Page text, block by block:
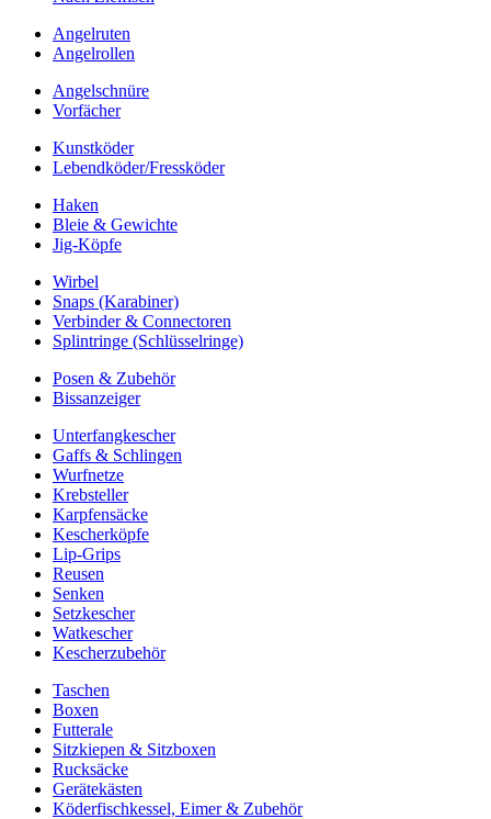
Angelruten
Angelrollen
Angelschnüre
Vorfächer
Kunstköder
Lebendköder/Fressköder
Haken
Bleie & Gewichte
Jig-Köpfe
Wirbel
Snaps (Karabiner)
Verbinder & Connectoren
Splintringe (Schlüsselringe)
Posen & Zubehör
Bissanzeiger
Unterfangkescher
Gaffs & Schlingen
Wurfnetze
Krebsteller
Karpfensäcke
Kescherköpfe
Lip-Grips
Reusen
Senken
Setzkescher
Watkescher
Kescherzubehör
Taschen
Boxen
Futterale
Sitzkiepen & Sitzboxen
Rucksäcke
Gerätekästen
Köderfischkessel, Eimer & Zubehör